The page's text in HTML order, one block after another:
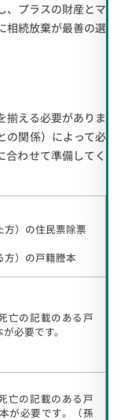
、プラスの財産とマ
相続放棄が最善の選
揃える必要がありま
の関係）によって必
合わせて準備してく
方）の住民票除票
方）の戸籍謄本
亡の記載のある戸
必要です。
亡の記載のある戸
が必要です。（孫